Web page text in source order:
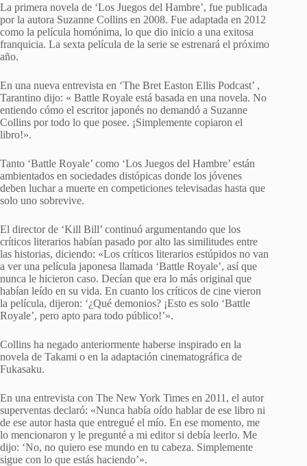
La primera novela de ‘Los Juegos del Hambre’, fue publicada
por la autora Suzanne Collins en 2008. Fue adaptada en 2012
como la película homónima, lo que dio inicio a una exitosa
franquicia. La sexta película de la serie se estrenará el próximo
año.
En una nueva entrevista en ‘The Bret Easton Ellis Podcast’ ,
Tarantino dijo: « Battle Royale está basada en una novela. No
entiendo cómo el escritor japonés no demandó a Suzanne
Collins por todo lo que posee. ¡Simplemente copiaron el
libro!».
Tanto ‘Battle Royale’ como ‘Los Juegos del Hambre’ están
ambientados en sociedades distópicas donde los jóvenes
deben luchar a muerte en competiciones televisadas hasta que
solo uno sobrevive.
El director de ‘Kill Bill’ continuó argumentando que los
críticos literarios habían pasado por alto las similitudes entre
las historias, diciendo: «Los críticos literarios estúpidos no van
a ver una película japonesa llamada ‘Battle Royale’, así que
nunca le hicieron caso. Decían que era lo más original que
habían leído en su vida. En cuanto los críticos de cine vieron
la película, dijeron: ‘¿Qué demonios? ¡Esto es solo ‘Battle
Royale’, pero apto para todo público!’».
Collins ha negado anteriormente haberse inspirado en la
novela de Takami o en la adaptación cinematográfica de
Fukasaku.
En una entrevista con The New York Times en 2011, el autor
superventas declaró: «Nunca había oído hablar de ese libro ni
de ese autor hasta que entregué el mío. En ese momento, me
lo mencionaron y le pregunté a mi editor si debía leerlo. Me
dijo: ‘No, no quiero ese mundo en tu cabeza. Simplemente
sigue con lo que estás haciendo’».